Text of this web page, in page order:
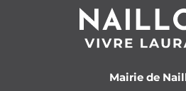
Mairie de